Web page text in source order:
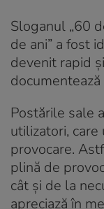
Sloganul „60
de ani” a fost
devenit rapid
Postările sale
utilizatori, care
provocare.
plină de
cât și de la
apreciază în